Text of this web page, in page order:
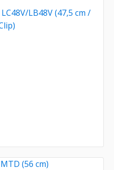
LB48V (47,5 cm /
(56 cm)